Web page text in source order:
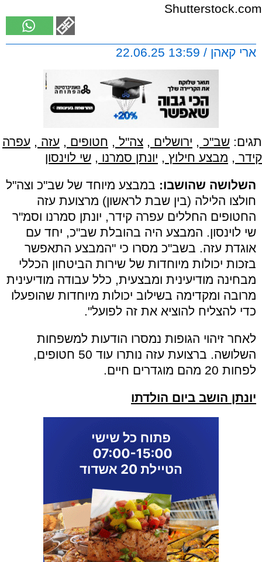
Shutterstock.com
ארי קאהן / 13:59 22.06.25
תגים: שב"כ , ירושלים , צה"ל , חטופים , עזה , עפרה
קידר , מבצע חילוץ , יונתן סמרנו , שי לוינסון
השלושה שהושבו: במבצע מיוחד של שב"כ וצה"ל
חולצו הלילה (בין שבת לראשון) מרצועת עזה
החטופים החללים עפרה קידר, יונתן סמרנו וסמ"ר
שי לוינסון. המבצע היה בהובלת שב"כ, יחד עם
אוגדת עזה. בשב"כ מסרו כי "המבצע התאפשר
בזכות יכולות מיוחדות של שירות הביטחון הכללי
מבחינה מודיעינית ומבצעית, כלל עבודה מודיעינית
מרובה ומקדימה בשילוב יכולות מיוחדות שהופעלו
כדי להצליח להוציא את זה לפועל".
לאחר זיהוי הגופות נמסרו הודעות למשפחות
השלושה. ברצועת עזה נותרו עוד 50 חטופים,
לפחות 20 מהם מוגדרים חיים.
יונתן הושב ביום הולדתו